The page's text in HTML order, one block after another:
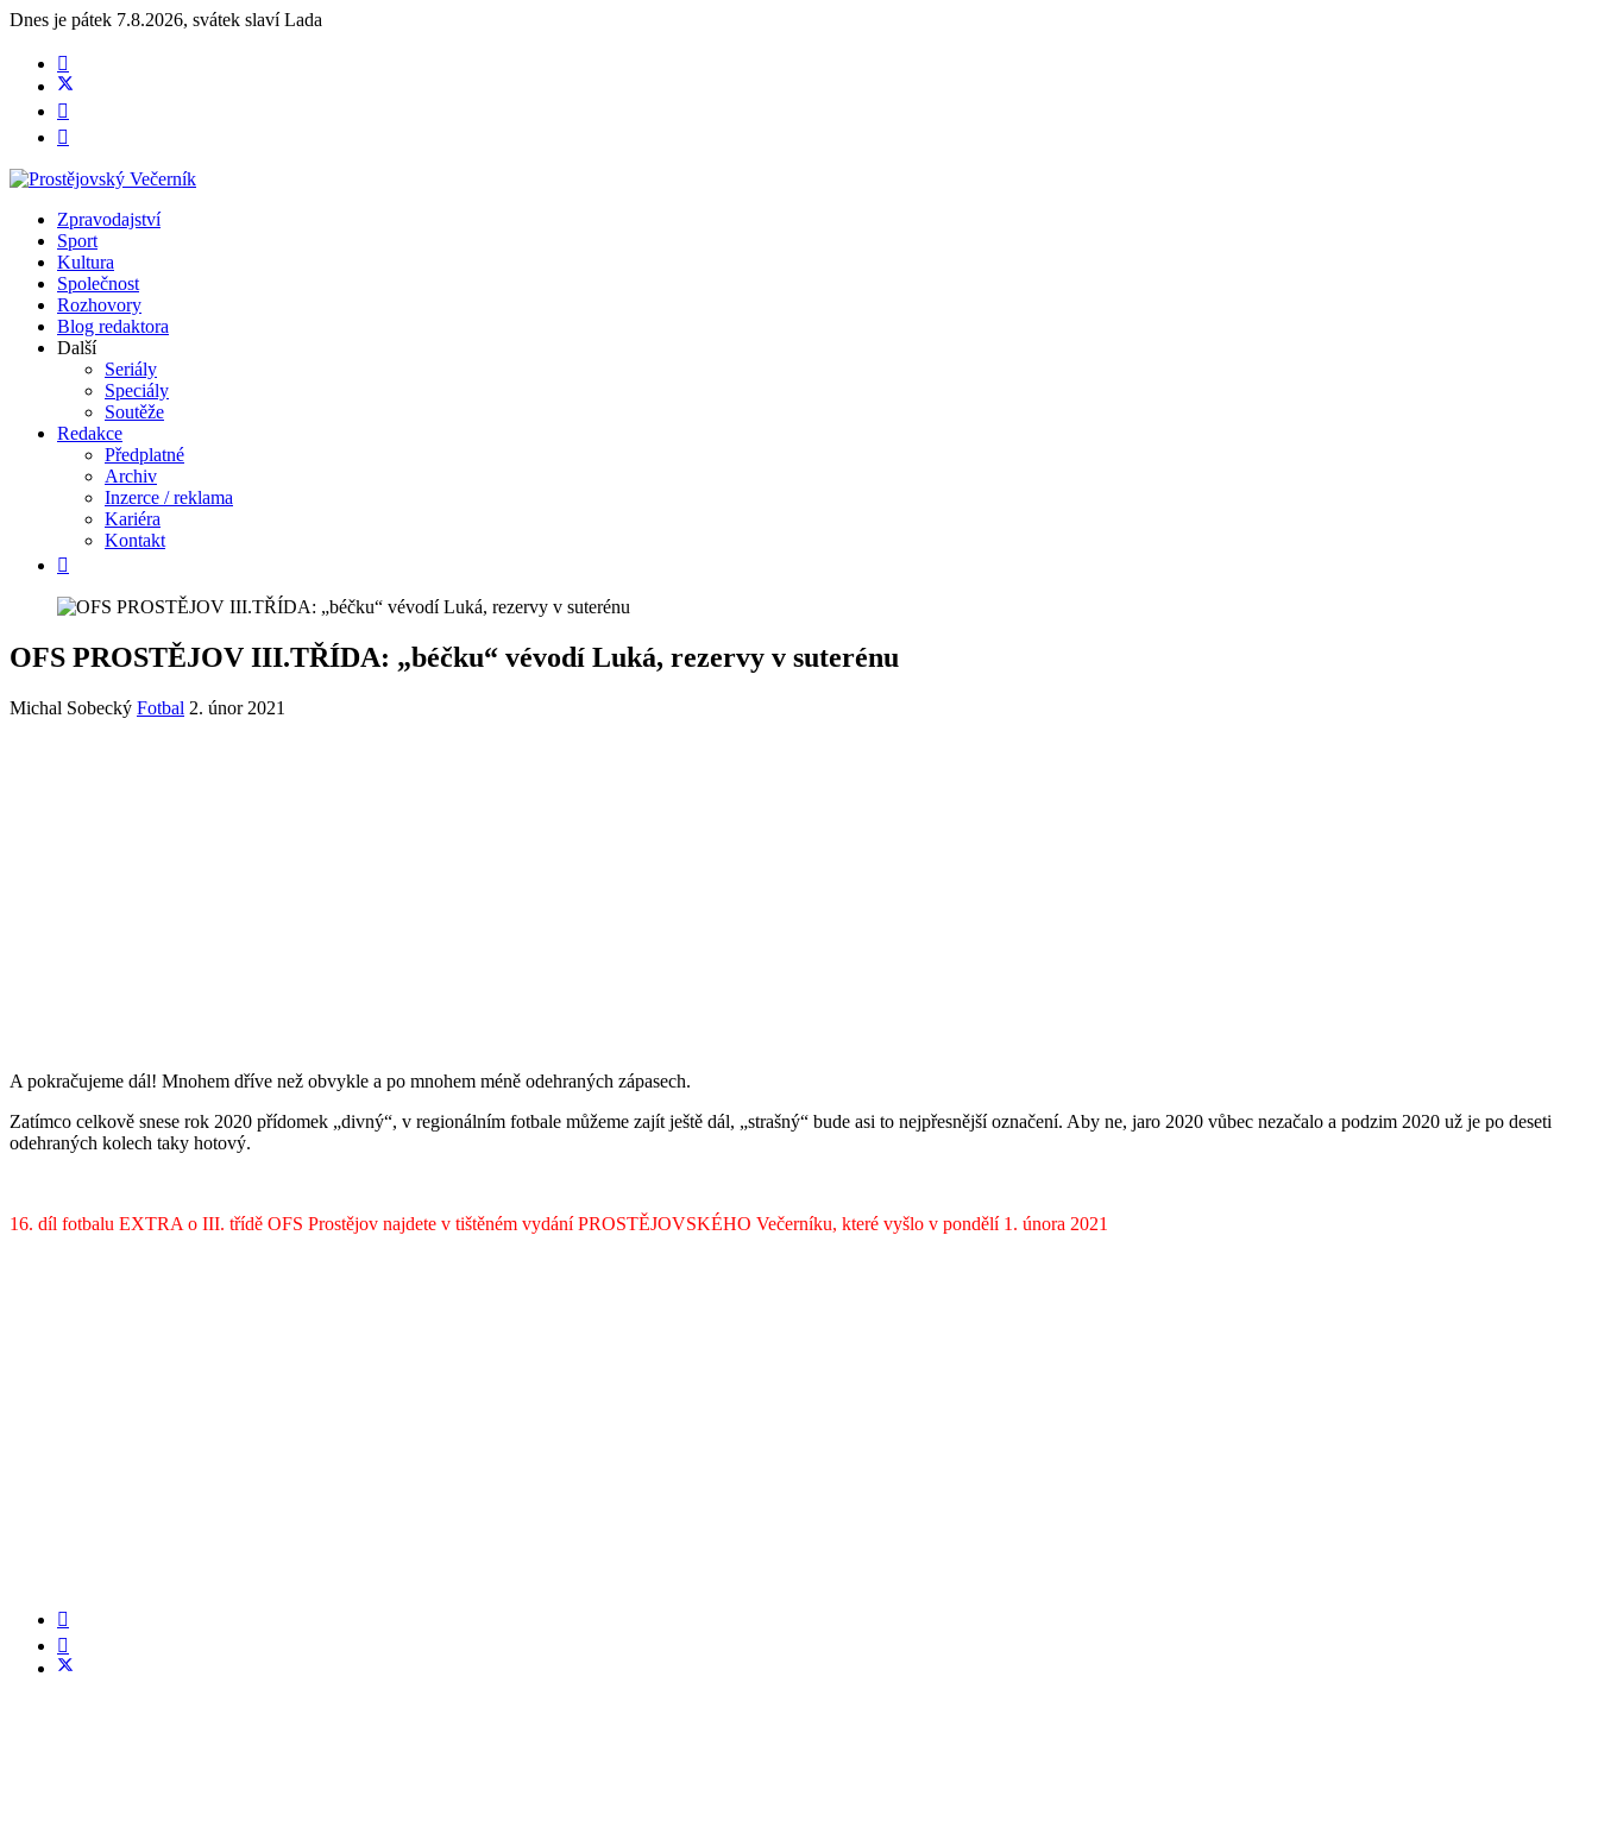
Dnes je pátek 7.8.2026, svátek slavíLada
Zpravodajství
Sport
Kultura
Společnost
Rozhovory
Blog redaktora
Další
Seriály
Speciály
Soutěže
Redakce
Předplatné
Archiv
Inzerce / reklama
Kariéra
Kontakt
OFS PROSTĚJOV III.TŘÍDA: „béčku“ vévodí Luká, rezervy v suterénu
Michal Sobecký Fotbal 2. únor 2021
A pokračujeme dál! Mnohem dříve než obvykle a po mnohem méně odehraných zápasech.
Zatímco celkově snese rok 2020 přídomek „divný“, v regionálním fotbale můžeme zajít ještě dál, „strašný“ bude asi to nejpřesnější označení. Aby ne, jaro 2020 vůbec nezačalo a podzim 2020 už je po deseti
odehraných kolech taky hotový.
16. díl fotbalu EXTRA o III. třídě OFS Prostějov najdete v tištěném vydání PROSTĚJOVSKÉHO Večerníku, které vyšlo v pondělí 1. února 2021